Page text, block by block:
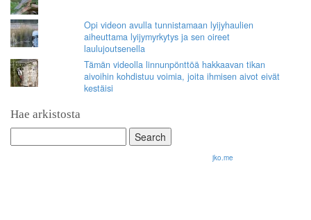
Opi videon avulla tunnistamaan lyijyhaulien
aiheuttama lyijymyrkytys ja sen oireet
laulujoutsenella
Tämän videolla linnunpönttöä hakkaavan tikan
aivoihin kohdistuu voimia, joita ihmisen aivot eivät
kestäisi
Hae arkistosta
for:
jko.me